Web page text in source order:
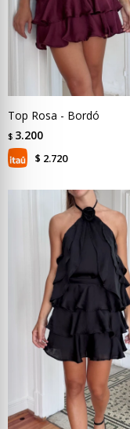
Top Rosa - Bordó
$ 3.200
$ 2.720